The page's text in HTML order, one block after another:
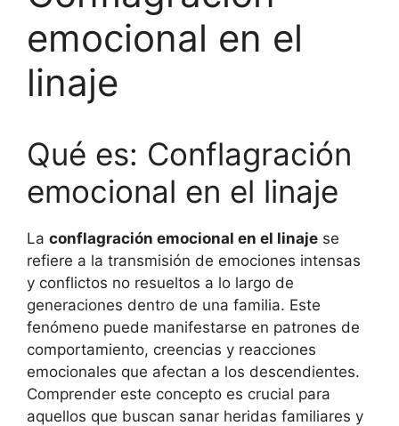
emocional en el
linaje
Qué es: Conflagración
emocional en el linaje
La conflagración emocional en el linaje se
refiere a la transmisión de emociones intensas
y conflictos no resueltos a lo largo de
generaciones dentro de una familia. Este
fenómeno puede manifestarse en patrones de
comportamiento, creencias y reacciones
emocionales que afectan a los descendientes.
Comprender este concepto es crucial para
aquellos que buscan sanar heridas familiares y